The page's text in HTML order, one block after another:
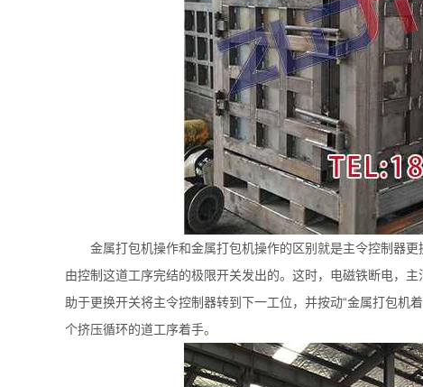
金属打包机操作和金属打包机操作的区别就是主令控制器
由控制这道工序完结的极限开关发出的。这时，电磁铁断电，
助于更换开关将主令控制器转到下一工位，并按动“金属打包机
个挤压循环的道工序着手。